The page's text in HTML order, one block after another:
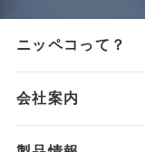
ニッペコって？
会社案内